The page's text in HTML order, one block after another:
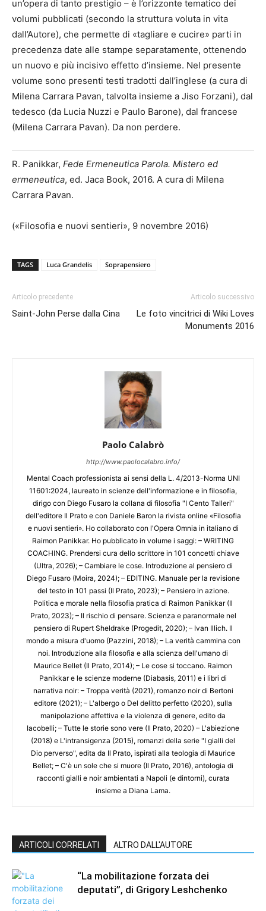
un’opera di tanto prestigio – è l’orizzonte tematico dei
volumi pubblicati (secondo la struttura voluta in vita
dall’Autore), che permette di «tagliare e cucire» parti in
precedenza date alle stampe separatamente, ottenendo
un nuovo e più incisivo effetto d’insieme. Nel presente
volume sono presenti testi tradotti dall’inglese (a cura di
Milena Carrara Pavan, talvolta insieme a Jiso Forzani), dal
tedesco (da Lucia Nuzzi e Paulo Barone), dal francese
(Milena Carrara Pavan). Da non perdere.
R. Panikkar, Fede Ermeneutica Parola. Mistero ed
ermeneutica, ed. Jaca Book, 2016. A cura di Milena
Carrara Pavan.
(«Filosofia e nuovi sentieri», 9 novembre 2016)
TAGS Luca Grandelis Soprapensiero
Articolo precedente
Saint-John Perse dalla Cina
Articolo successivo
Le foto vincitrici di Wiki Loves
Monuments 2016
Paolo Calabrò
http://www.paolocalabro.info/
Mental Coach professionista ai sensi della L. 4/2013-Norma UNI
11601:2024, laureato in scienze dell'informazione e in filosofia,
dirigo con Diego Fusaro la collana di filosofia "I Cento Talleri"
dell'editore Il Prato e con Daniele Baron la rivista online «Filosofia
e nuovi sentieri». Ho collaborato con l'Opera Omnia in italiano di
Raimon Panikkar. Ho pubblicato in volume i saggi: – WRITING
COACHING. Prendersi cura dello scrittore in 101 concetti chiave
(Ultra, 2026); – Cambiare le cose. Introduzione al pensiero di
Diego Fusaro (Moira, 2024); – EDITING. Manuale per la revisione
del testo in 101 passi (Il Prato, 2023); – Pensiero in azione.
Politica e morale nella filosofia pratica di Raimon Panikkar (Il
Prato, 2023); – Il rischio di pensare. Scienza e paranormale nel
pensiero di Rupert Sheldrake (Progedit, 2020); – Ivan Illich. Il
mondo a misura d'uomo (Pazzini, 2018); – La verità cammina con
noi. Introduzione alla filosofia e alla scienza dell'umano di
Maurice Bellet (Il Prato, 2014); – Le cose si toccano. Raimon
Panikkar e le scienze moderne (Diabasis, 2011) e i libri di
narrativa noir: – Troppa verità (2021), romanzo noir di Bertoni
editore (2021); – L'albergo o Del delitto perfetto (2020), sulla
manipolazione affettiva e la violenza di genere, edito da
Iacobelli; – Tutte le storie sono vere (Il Prato, 2020) – L'abiezione
(2018) e L'intransigenza (2015), romanzi della serie "I gialli del
Dio perverso", edita da Il Prato, ispirati alla teologia di Maurice
Bellet; – C'è un sole che si muore (Il Prato, 2016), antologia di
racconti gialli e noir ambientati a Napoli (e dintorni), curata
insieme a Diana Lama.
ARTICOLI CORRELATI ALTRO DALL'AUTORE
“La mobilitazione forzata dei
deputati”, di Grigory Leshchenko